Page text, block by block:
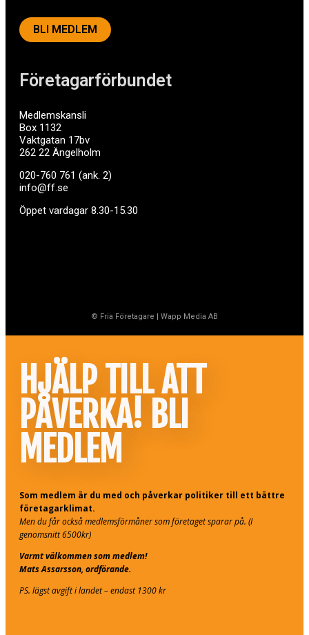
Företagarförbundet
Medlemskansli
Box 1132
Vaktgatan 17bv
262 22 Ängelholm
020-760 761 (ank. 2)
info@ff.se
Öppet vardagar 8.30-15.30
BLI MEDLEM
© Fria Företagare | Wapp Media AB
HJÄLP TILL ATT
PÅVERKA! BLI
MEDLEM
Som medlem är du med och påverkar politiker till ett bättre
företagarklimat.
Men du får också medlemsförmåner som företaget sparar på. (I
genomsnitt 6500kr)
Varmt välkommen som medlem!
Mats Assarsson, ordförande.
PS. lägst avgift i landet – endast 1300 kr